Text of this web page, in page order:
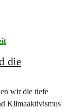
die
wir die tiefe
Klimaaktivismus